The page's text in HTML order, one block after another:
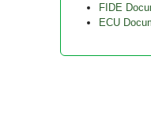
FIDE
ECU